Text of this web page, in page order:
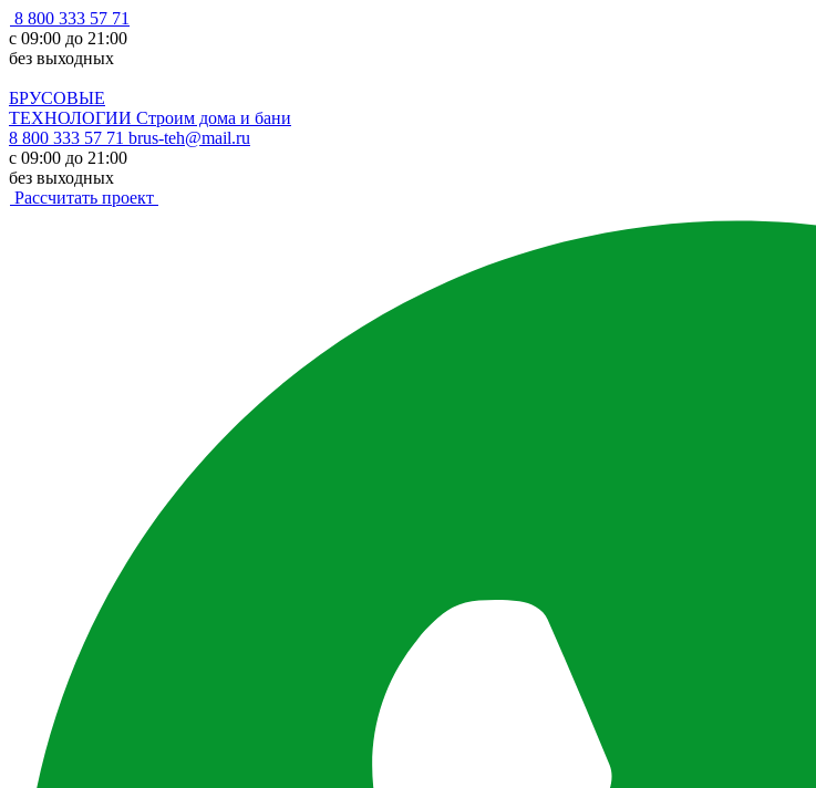
8 800 333 57 71
с 09:00 до 21:00
без выходных
БРУСОВЫЕ
ТЕХНОЛОГИИ Строим дома и бани
8 800 333 57 71 brus-teh@mail.ru
с 09:00 до 21:00
без выходных
Рассчитать проект